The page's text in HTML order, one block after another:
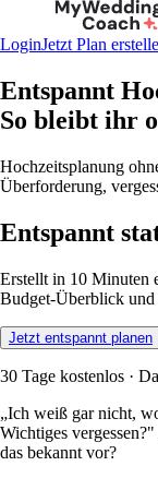
LoginJetzt Plan
Entspannt
So bleibt ihr
Hochzeitsplanung
Überforderung,
Entspannt
Erstellt in 10 Minuten
Budget-Überblick und
Jetzt entspannt planen
30 Tage kostenlos ·
„Ich weiß gar nicht,
Wichtiges
das bekannt vor?